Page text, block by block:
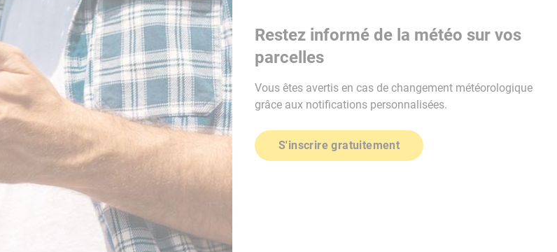
Restez informé de la météo sur vos
parcelles
Vous êtes avertis en cas de changement météorologique
grâce aux notifications personnalisées.
S'inscrire gratuitement